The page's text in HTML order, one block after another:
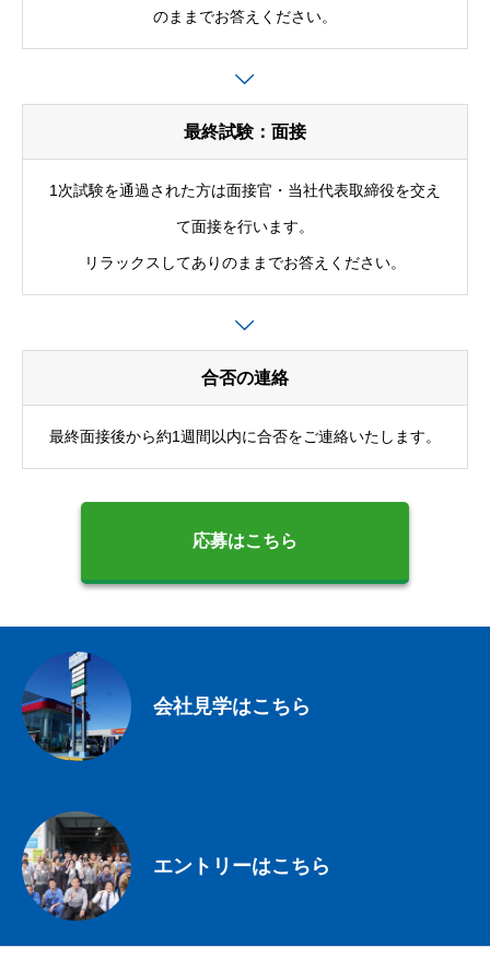
のままでお答えください。
最終試験：面接
1次試験を通過された方は面接官・当社代表取締役を交え
て面接を行います。
リラックスしてありのままでお答えください。
合否の連絡
最終面接後から約1週間以内に合否をご連絡いたします。
応募はこちら
会社見学はこちら
エントリーはこちら